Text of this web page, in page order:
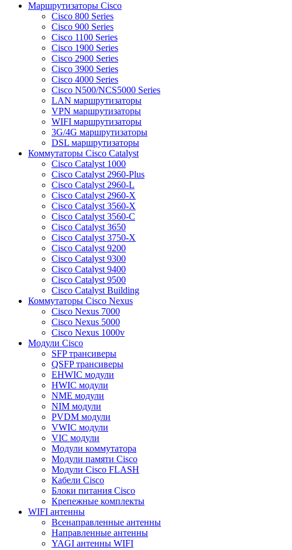
Маршрутизаторы Cisco
Cisco 800 Series
Cisco 900 Series
Cisco 1100 Series
Cisco 1900 Series
Cisco 2900 Series
Cisco 3900 Series
Cisco 4000 Series
Cisco N500/NCS5000 Series
LAN маршрутизаторы
VPN маршрутизаторы
WIFI маршрутизаторы
3G/4G маршрутизаторы
DSL маршрутизаторы
Коммутаторы Cisco Catalyst
Cisco Catalyst 1000
Cisco Catalyst 2960-Plus
Cisco Catalyst 2960-L
Cisco Catalyst 2960-X
Cisco Catalyst 3560-X
Cisco Catalyst 3560-C
Cisco Catalyst 3650
Cisco Catalyst 3750-X
Cisco Catalyst 9200
Cisco Catalyst 9300
Cisco Catalyst 9400
Cisco Catalyst 9500
Cisco Catalyst Building
Коммутаторы Cisco Nexus
Cisco Nexus 7000
Cisco Nexus 5000
Cisco Nexus 1000v
Модули Cisco
SFP трансиверы
QSFP трансиверы
EHWIC модули
HWIC модули
NME модули
NIM модули
PVDM модули
VWIC модули
VIC модули
Модули коммутатора
Модули памяти Cisco
Модули Cisco FLASH
Кабели Cisco
Блоки питания Cisco
Крепежные комплекты
WIFI антенны
Всенаправленные антенны
Направленные антенны
YAGI антенны WIFI